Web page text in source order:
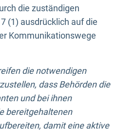
die zuständigen
(1) ausdrücklich auf die
Kommunikationswege
die notwendigen
dass Behörden die
und bei ihnen
bereitgehaltenen
damit eine aktive